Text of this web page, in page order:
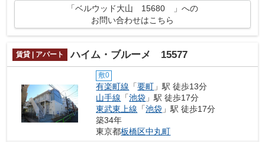
「ベルウッド大山 15680 」への
お問い合わせはこちら
賃貸 | アパート ハイム・ブルーメ 15577
敷0
有楽町線 「要町 」駅 徒歩13分
山手線 「池袋 」駅 徒歩17分
東武東上線 「池袋 」駅 徒歩17分
築34年
東京都板橋区中丸町